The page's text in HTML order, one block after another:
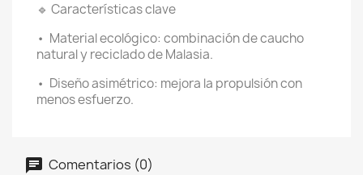
🔹 Características clave
• Material ecológico: combinación de caucho
natural y reciclado de Malasia.
• Diseño asimétrico: mejora la propulsión con
menos esfuerzo.
Comentarios (0)